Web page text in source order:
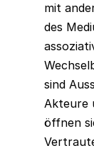
mit
des
sind
Akteure
öffnen